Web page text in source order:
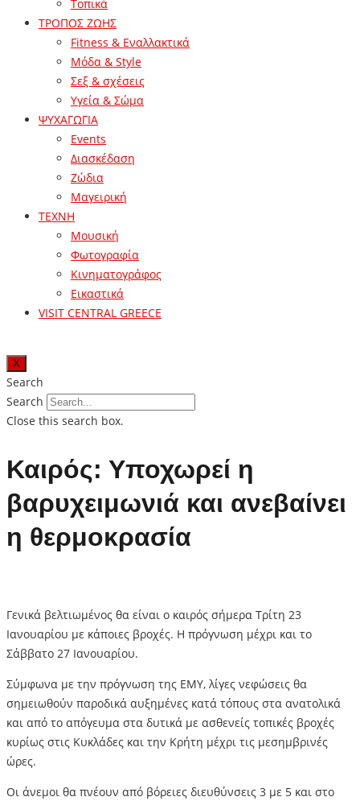
Τοπικά
ΤΡΟΠΟΣ ΖΩΗΣ
Fitness & Εναλλακτικά
Μόδα & Style
Σεξ & σχέσεις
Υγεία & Σώμα
ΨΥΧΑΓΩΓΙΑ
Events
Διασκέδαση
Ζώδια
Μαγειρική
ΤΕΧΝΗ
Μουσική
Φωτογραφία
Κινηματογράφος
Εικαστικά
VISIT CENTRAL GREECE
X
Search
Search
Close this search box.
Καιρός: Υποχωρεί η
βαρυχειμωνιά και ανεβαίνει
η θερμοκρασία
Γενικά βελτιωμένος θα είναι ο καιρός σήμερα Τρίτη 23
Ιανουαρίου με κάποιες βροχές. Η πρόγνωση μέχρι και το
Σάββατο 27 Ιανουαρίου.
Σύμφωνα με την πρόγνωση της ΕΜΥ, λίγες νεφώσεις θα
σημειωθούν παροδικά αυξημένες κατά τόπους στα ανατολικά
και από το απόγευμα στα δυτικά με ασθενείς τοπικές βροχές
κυρίως στις Κυκλάδες και την Κρήτη μέχρι τις μεσημβρινές
ώρες.
Οι άνεμοι θα πνέουν από βόρειες διευθύνσεις 3 με 5 και στο